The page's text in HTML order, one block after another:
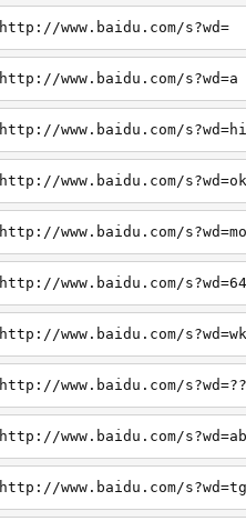
http://www.baidu.com/s?wd=
http://www.baidu.com/s?wd=a
http://www.baidu.com/s?wd=hi
http://www.baidu.com/s?wd=ok
http://www.baidu.com/s?wd=mo
http://www.baidu.com/s?wd=64
http://www.baidu.com/s?wd=wk
http://www.baidu.com/s?wd=??
http://www.baidu.com/s?wd=ab
http://www.baidu.com/s?wd=tg